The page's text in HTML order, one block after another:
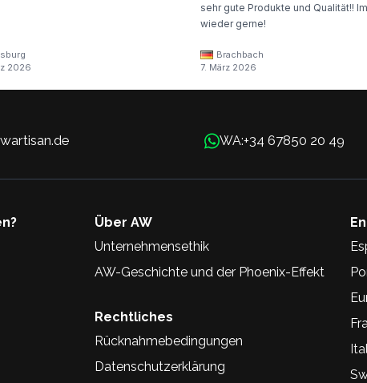
2026
sehr gute Produkte und Qualität!!
wieder gerne!
Brachbach
7. März 2026
WA:+34 67850 20 49
Über AW
Unternehmensethik
AW-Geschichte und der Phoenix-Effekt
Rechtliches
Rücknahmebedingungen
Datenschutzerklärung